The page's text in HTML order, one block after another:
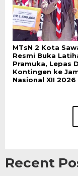
MTsN 2 Kota
Resmi Buka
Pramuka, Lepas
Kontingen ke
Nasional XII 2026
Recent